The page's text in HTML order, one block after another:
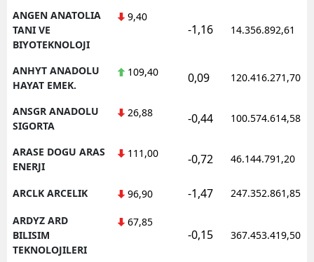
ANGEN ANATOLIA
TANI VE
BIYOTEKNOLOJI
9,40
-1,16 14.356.892,61
ANHYT ANADOLU
HAYAT EMEK.
109,40 0,09 120.416.271,70
ANSGR ANADOLU
SIGORTA
26,88 -0,44 100.574.614,58
ARASE DOGU ARAS
ENERJI
111,00 -0,72 46.144.791,20
ARCLK ARCELIK 96,90 -1,47 247.352.861,85
ARDYZ ARD
BILISIM
TEKNOLOJILERI
67,85
-0,15 367.453.419,50